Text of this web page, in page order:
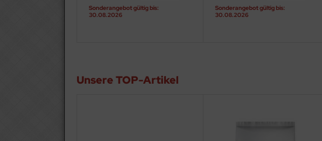
Sonderangebot gültig bis:
30.08.2026
Sonderangebot gültig bis:
30.08.2026
Unsere TOP-Artikel